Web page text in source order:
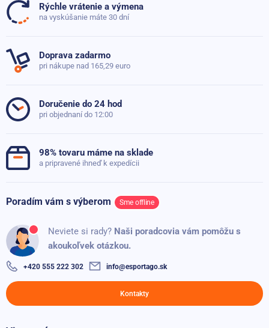
Rýchle vrátenie a výmena
na vyskúšanie máte 30 dní
Doprava zadarmo
pri nákupe nad 165,29 euro
Doručenie do 24 hod
pri objednaní do 12:00
98% tovaru máme na sklade
a pripravené ihneď k expedícii
Poradím vám s výberom Sme offline
Neviete si rady? Naši poradcovia vám pomôžu s
akoukoľvek otázkou.
+420 555 222 302 info@esportago.sk
Kontakty